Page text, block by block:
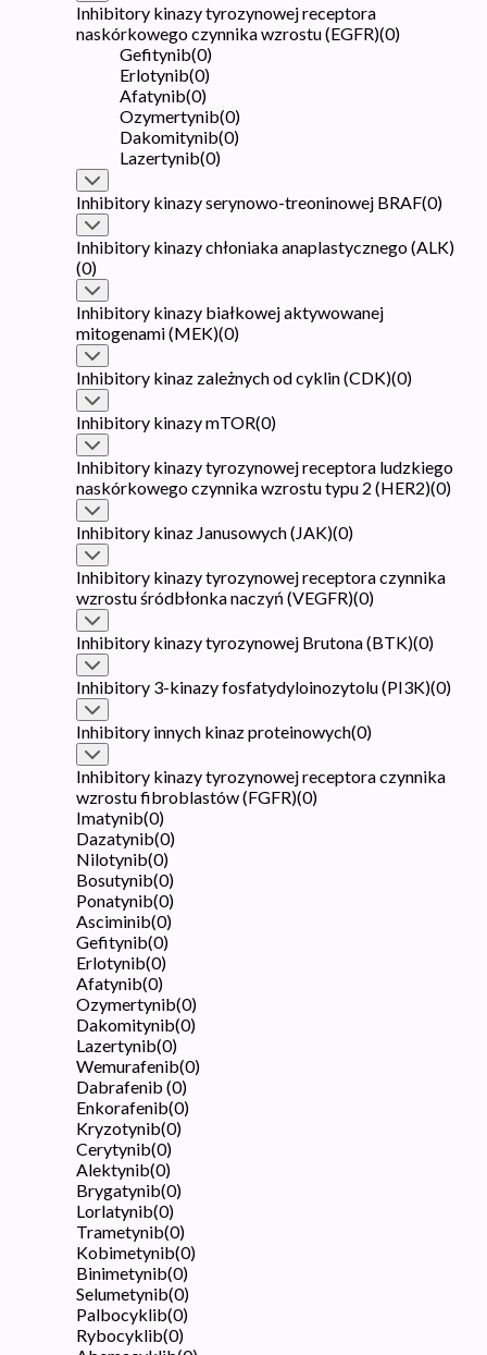
Inhibitory kinazy tyrozynowej receptora
naskórkowego czynnika wzrostu (EGFR)(0)
Gefitynib(0)
Erlotynib(0)
Afatynib(0)
Ozymertynib(0)
Dakomitynib(0)
Lazertynib(0)
Inhibitory kinazy serynowo-treoninowej BRAF(0)
Inhibitory kinazy chłoniaka anaplastycznego (ALK)
(0)
Inhibitory kinazy białkowej aktywowanej
mitogenami (MEK)(0)
Inhibitory kinaz zależnych od cyklin (CDK)(0)
Inhibitory kinazy mTOR(0)
Inhibitory kinazy tyrozynowej receptora ludzkiego
naskórkowego czynnika wzrostu typu 2 (HER2)(0)
Inhibitory kinaz Janusowych (JAK)(0)
Inhibitory kinazy tyrozynowej receptora czynnika
wzrostu śródbłonka naczyń (VEGFR)(0)
Inhibitory kinazy tyrozynowej Brutona (BTK)(0)
Inhibitory 3-kinazy fosfatydyloinozytolu (PI3K)(0)
Inhibitory innych kinaz proteinowych(0)
Inhibitory kinazy tyrozynowej receptora czynnika
wzrostu fibroblastów (FGFR)(0)
Imatynib(0)
Dazatynib(0)
Nilotynib(0)
Bosutynib(0)
Ponatynib(0)
Asciminib(0)
Gefitynib(0)
Erlotynib(0)
Afatynib(0)
Ozymertynib(0)
Dakomitynib(0)
Lazertynib(0)
Wemurafenib(0)
Dabrafenib (0)
Enkorafenib(0)
Kryzotynib(0)
Cerytynib(0)
Alektynib(0)
Brygatynib(0)
Lorlatynib(0)
Trametynib(0)
Kobimetynib(0)
Binimetynib(0)
Selumetynib(0)
Palbocyklib(0)
Rybocyklib(0)